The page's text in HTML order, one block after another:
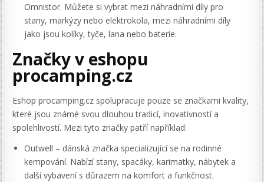
Omnistor. Můžete si vybrat mezi náhradními díly pro
stany, markýzy nebo elektrokola, mezi náhradními díly
jako jsou kolíky, tyče, lana nebo baterie.
Značky v eshopu
procamping.cz
Eshop procamping.cz spolupracuje pouze se značkami kvality,
které jsou známé svou dlouhou tradicí, inovativností a
spolehlivostí. Mezi tyto značky patří například:
Outwell – dánská značka specializující se na rodinné
kempování. Nabízí stany, spacáky, karimatky, nábytek a
další vybavení s důrazem na komfort a funkčnost.